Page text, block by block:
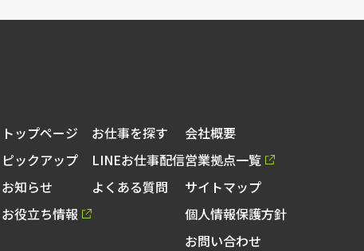
トップページ
ピックアップ
お知らせ
お役立ち情報
お仕事を探す
LINEお仕事配信
よくある質問
会社概要
営業拠点一覧
サイトマップ
個人情報保護方針
お問い合わせ